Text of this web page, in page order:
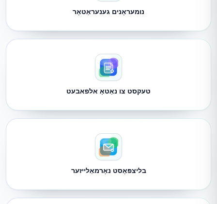
נומעראָנים גענעראַטאָר
טעקסט צו נאַטאָ אלפאבעט
בליצפּאָסט נאָרמאַלייזער